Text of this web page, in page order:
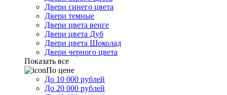
Двери синего цвета
Двери темные
Двери цвета венге
Двери цвета Дуб
Двери цвета Шоколад
Двери черного цвета
Показать все
По цене
До 10 000 рублей
До 20 000 рублей